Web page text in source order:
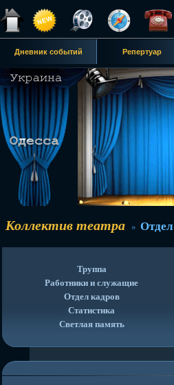
Дневник событий Репертуар
Коллектив театра »
Труппа
Работники и служащие
Отдел кадров
Статистика
Светлая память